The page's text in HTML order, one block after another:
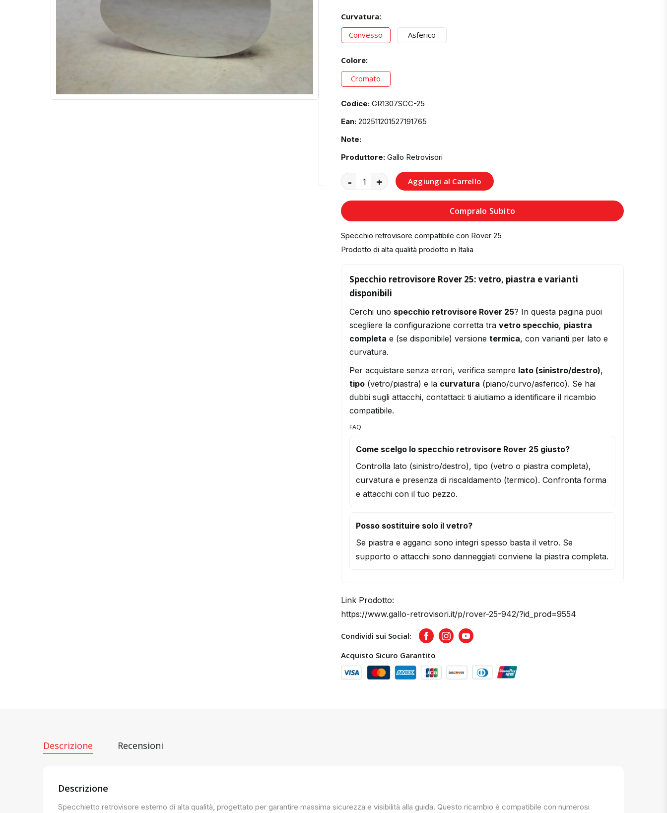
Curvatura:
Convesso
Asferico
Colore:
Cromato
Codice: GR1307SCC-25
Ean: 202511201527191765
Note:
Produttore: Gallo Retrovisori
- + Aggiungi al Carrello
Compralo Subito
Specchio retrovisore compatibile con Rover 25
Prodotto di alta qualità prodotto in Italia
Specchio retrovisore Rover 25: vetro, piastra e varianti
disponibili
Cerchi uno specchio retrovisore Rover 25? In questa pagina puoi
scegliere la configurazione corretta tra vetro specchio, piastra
completa e (se disponibile) versione termica, con varianti per lato e
curvatura.
Per acquistare senza errori, verifica sempre lato (sinistro/destro),
tipo (vetro/piastra) e la curvatura (piano/curvo/asferico). Se hai
dubbi sugli attacchi, contattaci: ti aiutiamo a identificare il ricambio
compatibile.
FAQ
Come scelgo lo specchio retrovisore Rover 25 giusto?
Controlla lato (sinistro/destro), tipo (vetro o piastra completa),
curvatura e presenza di riscaldamento (termico). Confronta forma
e attacchi con il tuo pezzo.
Posso sostituire solo il vetro?
Se piastra e agganci sono integri spesso basta il vetro. Se
supporto o attacchi sono danneggiati conviene la piastra completa.
Link Prodotto:
https://www.gallo-retrovisori.it/p/rover-25-942/?id_prod=9554
Condividi sui Social: FacebookInstagramYoutube
Acquisto Sicuro Garantito
Descrizione Recensioni
Descrizione
Specchietto retrovisore esterno di alta qualità, progettato per garantire massima sicurezza e visibilità alla guida. Questo ricambio è compatibile con numerosi